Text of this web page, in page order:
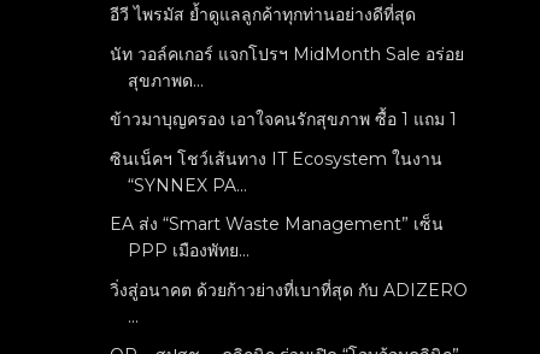
อีวี ไพรมัส ย้ำดูแลลูกค้าทุกท่านอย่างดีที่สุด
นัท วอล์คเกอร์ แจกโปรฯ MidMonth Sale อร่อย
สุขภาพด...
ข้าวมาบุญครอง เอาใจคนรักสุขภาพ ซื้อ 1 แถม 1
ซินเน็คฯ โชว์เส้นทาง IT Ecosystem ในงาน
“SYNNEX PA...
EA ส่ง “Smart Waste Management” เซ็น
PPP เมืองพัทย...
วิ่งสู่อนาคต ด้วยก้าวย่างที่เบาที่สุด กับ ADIZERO
...